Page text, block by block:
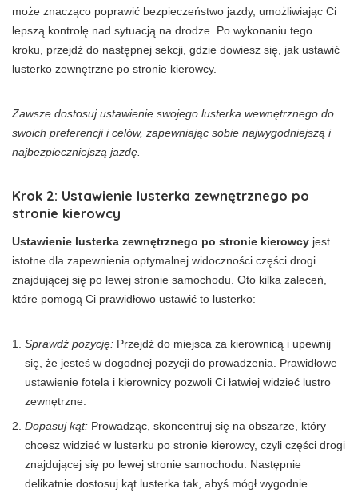
może znacząco poprawić bezpieczeństwo jazdy, umożliwiając Ci
lepszą kontrolę nad sytuacją na drodze. Po wykonaniu tego
kroku, przejdź do następnej sekcji, gdzie dowiesz się, jak ustawić
lusterko zewnętrzne po stronie kierowcy.
Zawsze dostosuj ustawienie swojego lusterka wewnętrznego do
swoich preferencji i celów, zapewniając sobie najwygodniejszą i
najbezpieczniejszą jazdę.
Krok 2: Ustawienie lusterka zewnętrznego po
stronie kierowcy
Ustawienie lusterka zewnętrznego po stronie kierowcy jest
istotne dla zapewnienia optymalnej widoczności części drogi
znajdującej się po lewej stronie samochodu. Oto kilka zaleceń,
które pomogą Ci prawidłowo ustawić to lusterko:
Sprawdź pozycję: Przejdź do miejsca za kierownicą i upewnij
się, że jesteś w dogodnej pozycji do prowadzenia. Prawidłowe
ustawienie fotela i kierownicy pozwoli Ci łatwiej widzieć lustro
zewnętrzne.
Dopasuj kąt: Prowadząc, skoncentruj się na obszarze, który
chcesz widzieć w lusterku po stronie kierowcy, czyli części drogi
znajdującej się po lewej stronie samochodu. Następnie
delikatnie dostosuj kąt lusterka tak, abyś mógł wygodnie